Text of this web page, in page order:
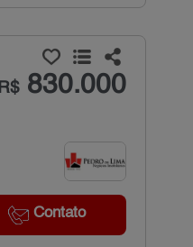
R$830.000
Contato